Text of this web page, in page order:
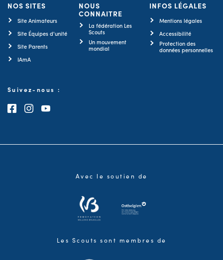
NOS SITES
Site Animateurs
Site Équipes d'unité
Site Parents
IAmA
NOUS
CONNAITRE
La fédération Les
Scouts
Un mouvement
mondial
INFOS LÉGALES
Mentions légales
Accessibilité
Protection des
données personnelles
Suivez-nous :
Consultez notre page Facebook
Consultez notre page Instagram
Consultez notre chaîne Youtube
Avec le soutien de
Les Scouts sont membres de